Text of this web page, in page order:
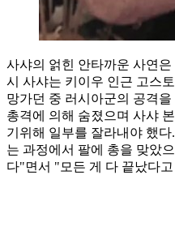
사샤의 얽힌 안타까운 사연
시 사샤는 키이우 인근 고스
망가던 중 러시아군의 공격
총격에 의해 숨졌으며 사샤
기위해 일부를 잘라내야 했
는 과정에서 팔에 총을 맞았
다"면서 "모든 게 다 끝났다